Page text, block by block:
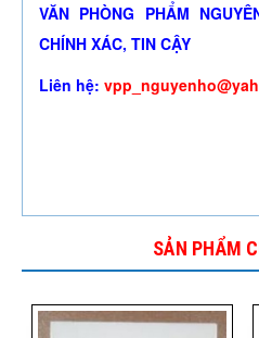
VĂN PHÒNG PHẨM
CHÍNH XÁC, TIN CẬY
Liên hệ:
SẢN PHẨM